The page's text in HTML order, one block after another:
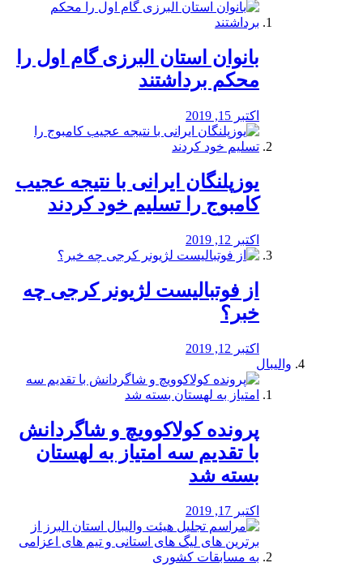
بانوان استان البرزی گام اول را
محكم برداشتند
اکتبر 15, 2019
یوزپلنگان ایرانی با نتیجه عجیب
کامبوج را تسلیم خود کردند
اکتبر 12, 2019
از فوتبالیست لژیونر کرجی چه
خبر؟
اکتبر 12, 2019
والیبال
پرونده کولاکوویچ و شاگردانش
با تقدیم سه امتیاز به لهستان
بسته شد
اکتبر 17, 2019